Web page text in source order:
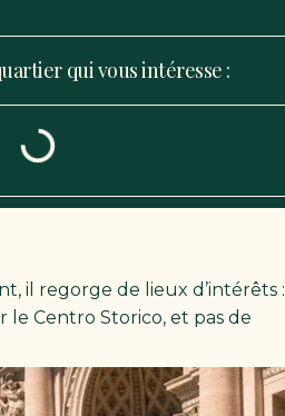
qui vous intéresse :
il regorge de lieux d’intérêts :
le Centro Storico, et pas de